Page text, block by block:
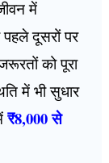
में
दूसरों पर
को पूरा
में भी सुधार
₹8,000 से